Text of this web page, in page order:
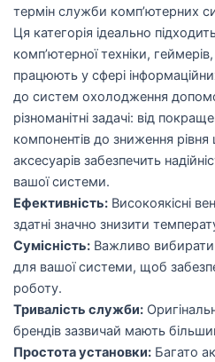
термін служби комп’ютерних
Ця категорія ідеально
комп’ютерної техніки,
працюють у сфері
до систем охолодження
різноманітні задачі: від
компонентів до зниження
аксесуарів забезпечить
вашої системи.
Ефективність: Високоякісні
здатні значно знизити
Сумісність: Важливо вибирати
для вашої системи, щоб
роботу.
Тривалість служби:
брендів зазвичай мають
Простота установки: Багато